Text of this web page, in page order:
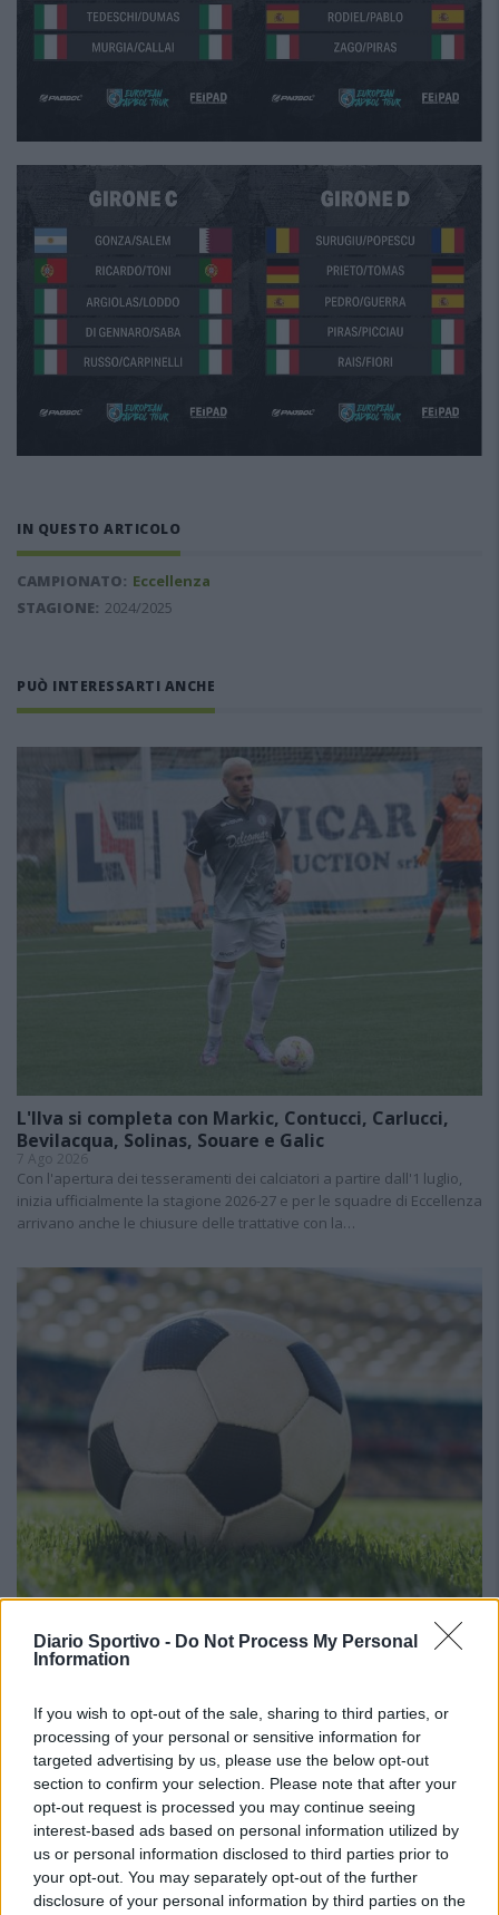
Diario Sportivo - Do Not Process My Personal
Information
If you wish to opt-out of the sale, sharing to third parties, or
processing of your personal or sensitive information for
targeted advertising by us, please use the below opt-out
section to confirm your selection. Please note that after your
opt-out request is processed you may continue seeing
interest-based ads based on personal information utilized by
us or personal information disclosed to third parties prior to
your opt-out. You may separately opt-out of the further
disclosure of your personal information by third parties on the
IN QUESTO ARTICOLO
CAMPIONATO: Eccellenza
STAGIONE: 2024/2025
PUÒ INTERESSARTI ANCHE
L'Ilva si completa con Markic, Contucci, Carlucci,
Bevilacqua, Solinas, Souare e Galic
7 Ago 2026
Con l'apertura dei tesseramenti dei calciatori a partire dall'1 luglio,
inizia ufficialmente la stagione 2026-27 e per le squadre di Eccellenza
arrivano anche le chiusure delle trattative con la…
Su mercau sighit a regalai ispantus: est mellus
scumiti apitzus de is giòvunus o is giogadoris de
cuncodrai sa rosa?
6 Ago 2026
E duncas, a cantu parrit, de su chi ndi potzu cumprendi (e megu a
brullai, est bastanti craru, berus?), seus arribbaus, nci dda eus fata,
po ddu narai diaici puru, a nci lompi, a nci spundi (po…
Coppa Italia: gli accoppiamenti degli ottavi
di finale con i derby di Gallura, Barbagia e
Ogliastra
5 Ago 2026